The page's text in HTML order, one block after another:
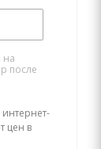
на
после
интернет-
цен в